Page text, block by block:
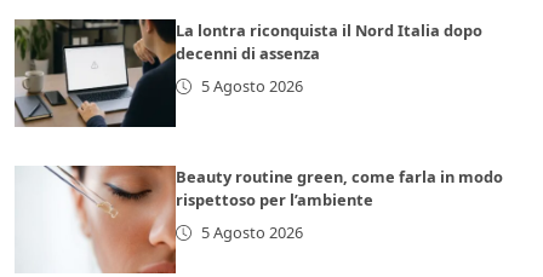
La lontra riconquista il Nord Italia dopo
decenni di assenza
5 Agosto 2026
Beauty routine green, come farla in modo
rispettoso per l’ambiente
5 Agosto 2026